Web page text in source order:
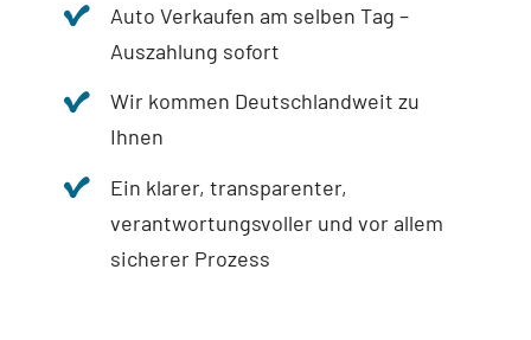
Auto Verkaufen am selben Tag –
Auszahlung sofort
Wir kommen Deutschlandweit zu
Ihnen
Ein klarer, transparenter,
verantwortungsvoller und vor allem
sicherer Prozess